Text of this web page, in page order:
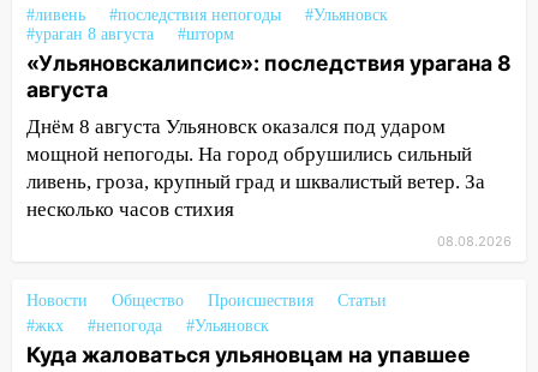
11:16 В Ульяновске ищут 37-летнего
мужчину, пропавшего ещё 19 июля
10:30 От мотофристайла до прогулки с
хаски: куда сходить в Ульяновской
области 8–9 августа
10:11 Директора ульяновской
«Нефтяной топливной компании» будут
судить за неуплату 48,4 млн рублей
09:28 Дети на дорогах: пострадали
велосипедисты, мотоциклисты и
#ливень
#последствия непогоды
#Ульяновск
#ураган 8 августа
#шторм
«Ульяновскалипсис»: последствия урагана 8
августа
Днём 8 августа Ульяновск оказался под ударом
мощной непогоды. На город обрушились сильный
ливень, гроза, крупный град и шквалистый ветер. За
несколько часов стихия
08.08.2026
Новости Общество Происшествия
Статьи
#жкх
#непогода #Ульяновск
Куда жаловаться ульяновцам на упавшее